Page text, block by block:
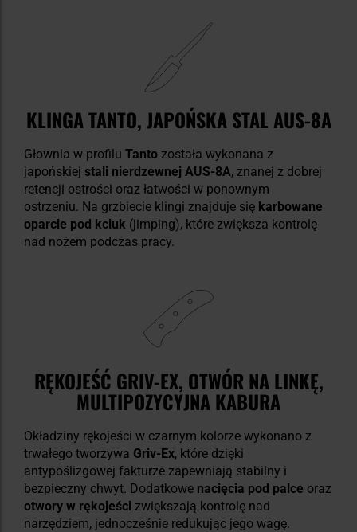
KLINGA TANTO, JAPOŃSKA STAL AUS-8A
Głownia w profilu Tanto została wykonana z
japońskiej stali nierdzewnej AUS-8A, znanej z dobrej
retencji ostrości oraz łatwości w ponownym
ostrzeniu. Na grzbiecie klingi znajduje się karbowane
oparcie pod kciuk (jimping), które zwiększa kontrolę
nad nożem podczas pracy.
RĘKOJEŚĆ GRIV-EX, OTWÓR NA LINKĘ,
MULTIPOZYCYJNA KABURA
Okładziny rękojeści w czarnym kolorze wykonano z
trwałego tworzywa Griv-Ex, które dzięki
antypoślizgowej fakturze zapewniają stabilny i
bezpieczny chwyt. Dodatkowe nacięcia pod palce oraz
otwory w rękojeści zwiększają kontrolę nad
narzędziem, jednocześnie redukując jego wagę.